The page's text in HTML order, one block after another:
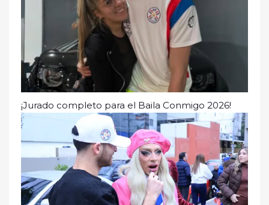
¡Jurado completo para el Baila Conmigo 2026!